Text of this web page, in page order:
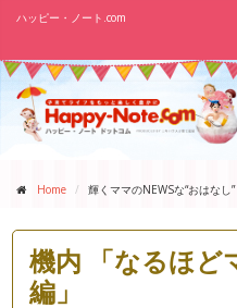
ハッピー・ノート.com
Home 輝くママのNEWSな“おはなし”
機内 「なるほ
編」